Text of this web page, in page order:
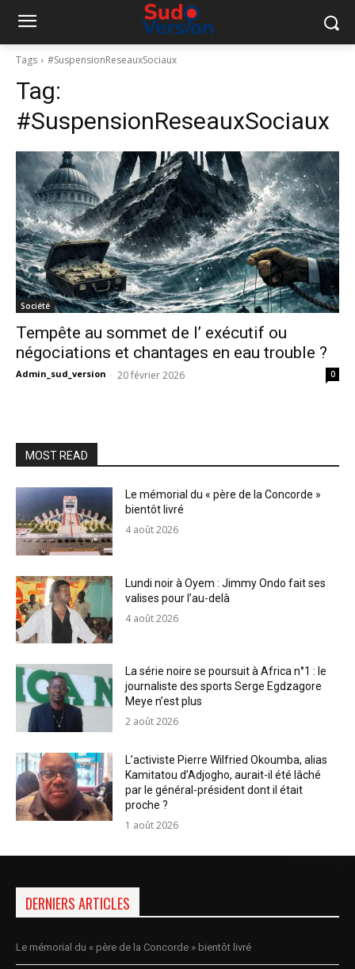
Tags #SuspensionReseauxSociaux
Tag:
#SuspensionReseauxSociaux
Société
Tempête au sommet de l’ exécutif ou
négociations et chantages en eau trouble ?
Admin_sud_version - 20 février 2026 0
MOST READ
Le mémorial du « père de la Concorde »
bientôt livré
4 août 2026
Lundi noir à Oyem : Jimmy Ondo fait ses
valises pour l’au-delà
4 août 2026
La série noire se poursuit à Africa n°1 : le
journaliste des sports Serge Egdzagore
Meye n’est plus
2 août 2026
L’activiste Pierre Wilfried Okoumba, alias
Kamitatou d’Adjogho, aurait-il été lâché
par le général-président dont il était
proche ?
1 août 2026
DERNIERS ARTICLES
Le mémorial du « père de la Concorde » bientôt livré